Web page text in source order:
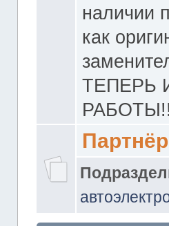
наличии
как
ТЕПЕРЬ
РАБОТЫ!!